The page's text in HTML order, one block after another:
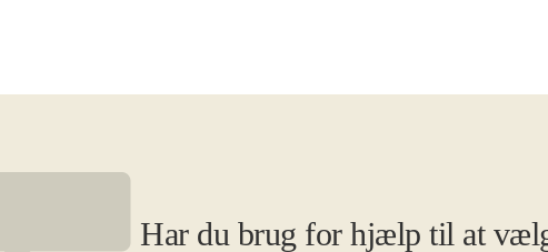
Har du brug for hjælp til at